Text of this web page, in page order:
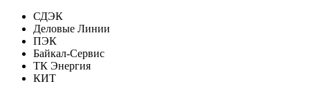
СДЭК
Деловые Линии
ПЭК
Байкал-Сервис
ТК Энергия
КИТ